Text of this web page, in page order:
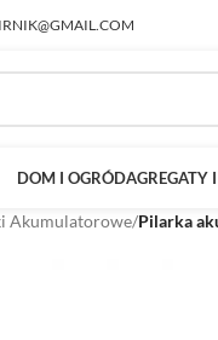
DOM I OGRÓDAGREGATY
Akumulatorowe/Pilarka